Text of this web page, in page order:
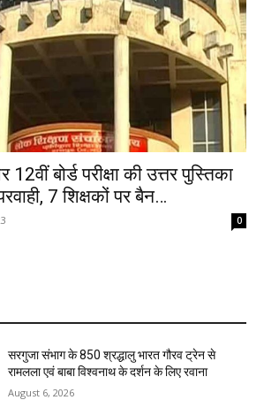
बोर्ड परीक्षा की उत्तर पुस्तिका
7 शिक्षकों पर बैन…
0
सरगुजा संभाग के 850 श्रद्धालु भारत गौरव ट्रेन से
रामलला एवं बाबा विश्वनाथ के दर्शन के लिए रवाना
August 6, 2026